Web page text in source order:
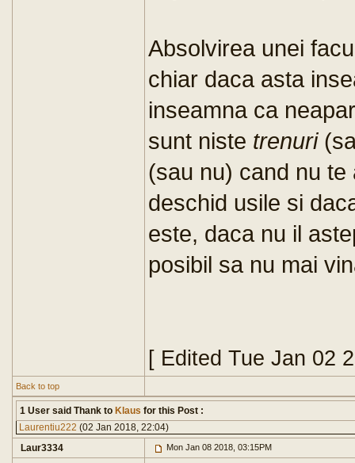
Absolvirea unei
chiar daca asta
inseamna ca
sunt niste trenuri
(sau nu) cand nu
deschid usile si
este, daca nu il
posibil sa nu mai
[ Edited Tue Jan 02
Back to top
1 User said Thank to Klaus for this Post :
Laurentiu222 (02 Jan 2018, 22:04)
Laur3334
Mon Jan 08 2018, 03:15PM